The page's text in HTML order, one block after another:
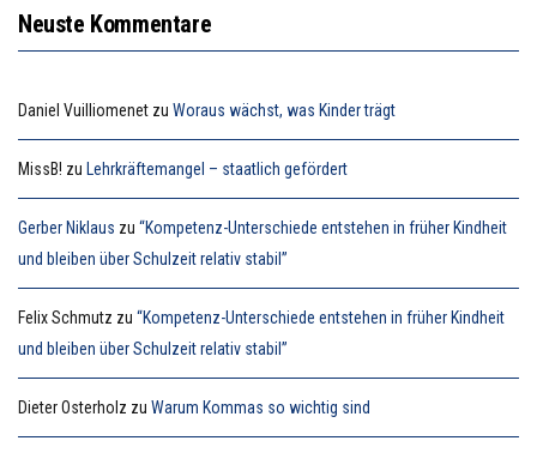
Neuste Kommentare
Daniel Vuilliomenet zu Woraus wächst, was Kinder trägt
MissB! zu Lehrkräftemangel – staatlich gefördert
Gerber Niklaus zu “Kompetenz-Unterschiede entstehen in früher Kindheit
und bleiben über Schulzeit relativ stabil”
Felix Schmutz zu “Kompetenz-Unterschiede entstehen in früher Kindheit
und bleiben über Schulzeit relativ stabil”
Dieter Osterholz zu Warum Kommas so wichtig sind